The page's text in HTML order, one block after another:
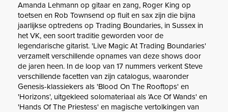
Amanda Lehmann op gitaar en zang, Roger King op
toetsen en Rob Townsend op fluit en sax zijn die bijna
jaarlijkse optredens op Trading Boundaries, in Sussex in
het VK, een soort traditie geworden voor de
legendarische gitarist. 'Live Magic At Trading Boundaries'
verzamelt verschillende opnames van deze shows door
de jaren heen. In de loop van 17 nummers verkent Steve
verschillende facetten van zijn catalogus, waaronder
Genesis-klassiekers als 'Blood On The Rooftops' en
'Horizons', uitgekleed solomateriaal als 'Ace Of Wands' en
'Hands Of The Priestess' en magische vertolkingen van